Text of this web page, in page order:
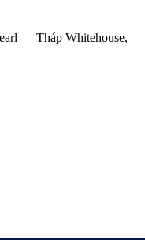
— Tháp Whitehouse,